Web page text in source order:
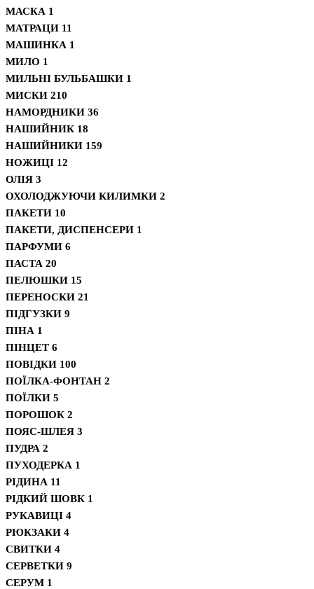
МАСКА 1
МАТРАЦИ 11
МАШИНКА 1
МИЛО 1
МИЛЬНІ БУЛЬБАШКИ 1
МИСКИ 210
НАМОРДНИКИ 36
НАШИЙНИК 18
НАШИЙНИКИ 159
НОЖИЦІ 12
ОЛІЯ 3
ОХОЛОДЖУЮЧИ КИЛИМКИ 2
ПАКЕТИ 10
ПАКЕТИ, ДИСПЕНСЕРИ 1
ПАРФУМИ 6
ПАСТА 20
ПЕЛЮШКИ 15
ПЕРЕНОСКИ 21
ПІДГУЗКИ 9
ПІНА 1
ПІНЦЕТ 6
ПОВІДКИ 100
ПОЇЛКА-ФОНТАН 2
ПОЇЛКИ 5
ПОРОШОК 2
ПОЯС-ШЛЕЯ 3
ПУДРА 2
ПУХОДЕРКА 1
РІДИНА 11
РІДКИЙ ШОВК 1
РУКАВИЦІ 4
РЮКЗАКИ 4
СВИТКИ 4
СЕРВЕТКИ 9
СЕРУМ 1